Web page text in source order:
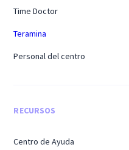
Time Doctor
Teramina
Personal del centro
RECURSOS
Centro de Ayuda